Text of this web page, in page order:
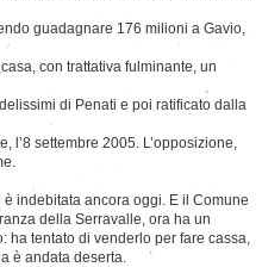
guadagnare 176 milioni a Gavio,
con trattativa fulminante, un
di Penati e poi ratificato dalla
l’8 settembre 2005. L’opposizione,
indebitata ancora oggi. E il Comune
della Serravalle, ora ha un
ha tentato di venderlo per fare cassa,
è andata deserta.